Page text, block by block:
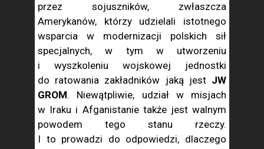
przez sojuszników, zwłaszcza
Amerykanów, którzy udzielali istotnego
wsparcia w modernizacji polskich sił
specjalnych, w tym w utworzeniu
i wyszkoleniu wojskowej jednostki
do ratowania zakładników jaką jest JW
GROM. Niewątpliwie, udział w misjach
w Iraku i Afganistanie także jest walnym
powodem tego stanu rzeczy.
I to prowadzi do odpowiedzi, dlaczego